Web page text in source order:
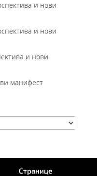
и нови
и нови
и нови
манифест
Странице